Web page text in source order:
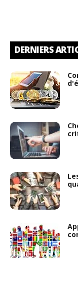
DERNIERS